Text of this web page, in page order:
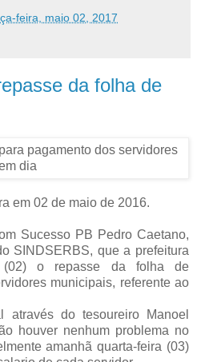
feira, maio 02, 2017
da folha de
em 02 de maio de 2016.
Sucesso PB Pedro Caetano,
SINDSERBS, que a prefeitura
(02) o repasse da folha de
municipais, referente ao
através do tesoureiro Manoel
houver nenhum problema no
amanhã quarta-feira (03)